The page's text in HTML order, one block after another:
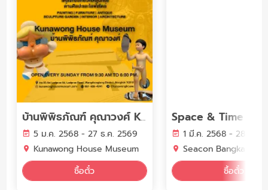
บ้านพิพิธภัณฑ์ คุณาวงศ์ Kunawong House Museum
5 ม.ค. 2568 - 27 ธ.ค. 2569
Kunawong House Museum
ซื้อตั๋ว
Space & Time
1 มี.ค. 2568 - 28 ก.พ.
Seacon Bangkae
ซื้อตั๋ว